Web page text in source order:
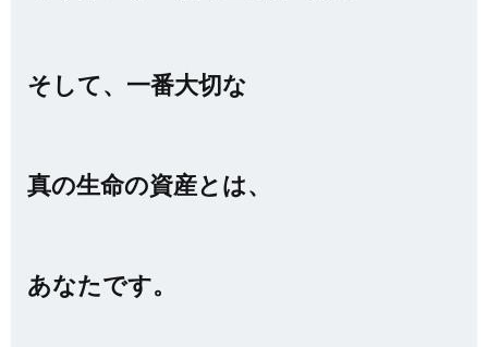
そして、一番大切な
真の生命の資産とは、
あなたです。